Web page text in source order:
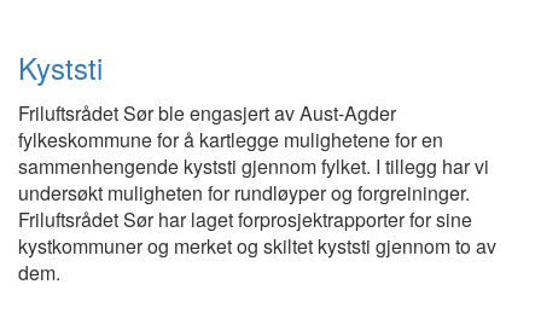
Kyststi
Friluftsrådet Sør ble engasjert av Aust-Agder
fylkeskommune for å kartlegge mulighetene for en
sammenhengende kyststi gjennom fylket. I tillegg har vi
undersøkt muligheten for rundløyper og forgreininger.
Friluftsrådet Sør har laget forprosjektrapporter for sine
kystkommuner og merket og skiltet kyststi gjennom to av
dem.